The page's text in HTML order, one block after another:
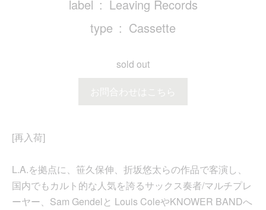
label
Leaving Records
type
Cassette
sold out
お問合わせはこちら
[再入荷]
L.A.を拠点に、笹久保伸、折坂悠太らの作品で客演し、
国内でもカルト的な人気を誇るサックス奏者/マルチプレ
ーヤー、Sam Gendelと Louis ColeやKNOWER BANDへ